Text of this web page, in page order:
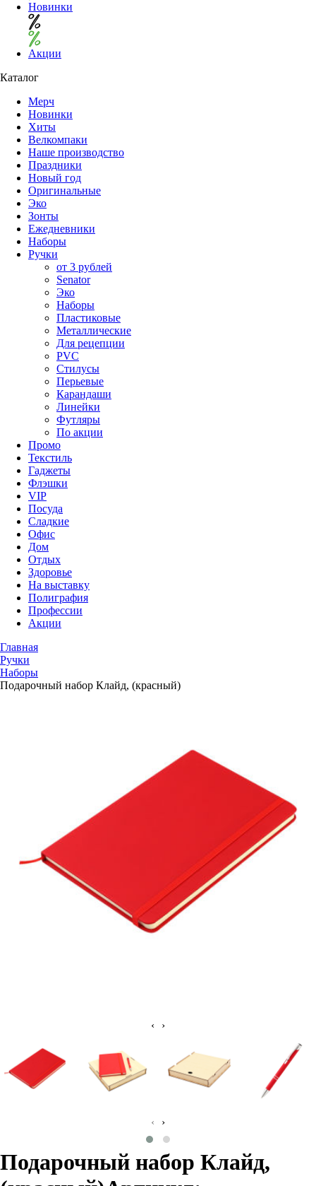
Новинки
Акции
Каталог
Мерч
Новинки
Хиты
Велкомпаки
Наше производство
Праздники
Новый год
Оригинальные
Эко
Зонты
Ежедневники
Наборы
Ручки
от 3 рублей
Senator
Эко
Наборы
Пластиковые
Металлические
Для рецепции
PVC
Стилусы
Перьевые
Карандаши
Линейки
Футляры
По акции
Промо
Текстиль
Гаджеты
Флэшки
VIP
Посуда
Сладкие
Офис
Дом
Отдых
Здоровье
На выставку
Полиграфия
Профессии
Акции
Главная
Ручки
Наборы
Подарочный набор Клайд, (красный)
‹ ›
‹ ›
Подарочный набор Клайд,